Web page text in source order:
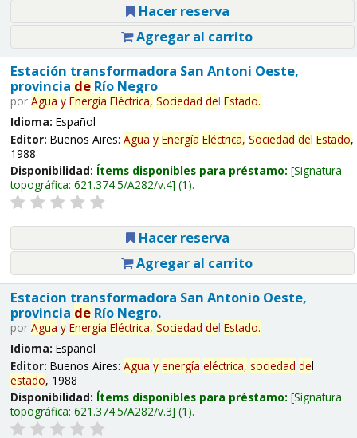
Hacer reserva
Agregar al carrito
Estación transformadora San Antoni Oeste,
provincia deRío Negro
por Agua y Energía Eléctrica, Sociedad del Estado.
Idioma: Español
Editor: Buenos Aires: Agua y Energía Eléctrica, Sociedad del Estado,
1988
Disponibilidad: Ítems disponibles para préstamo: Signatura
topográfica: 621.374.5/A282/v.4 (1).
Hacer reserva
Agregar al carrito
Estacion transformadora San Antonio Oeste,
provincia deRío Negro.
por Agua y Energía Eléctrica, Sociedad del Estado.
Idioma: Español
Editor: Buenos Aires: Agua y energía eléctrica, sociedad del
estado, 1988
Disponibilidad: Ítems disponibles para préstamo: Signatura
topográfica: 621.374.5/A282/v.3 (1).